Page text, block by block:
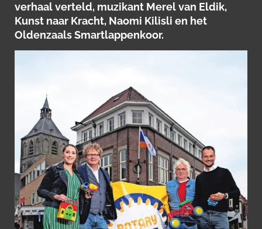
verhaal verteld, muzikant Merel van Eldik,
Kunst naar Kracht, Naomi Kilisli en het
Oldenzaals Smartlappenkoor.